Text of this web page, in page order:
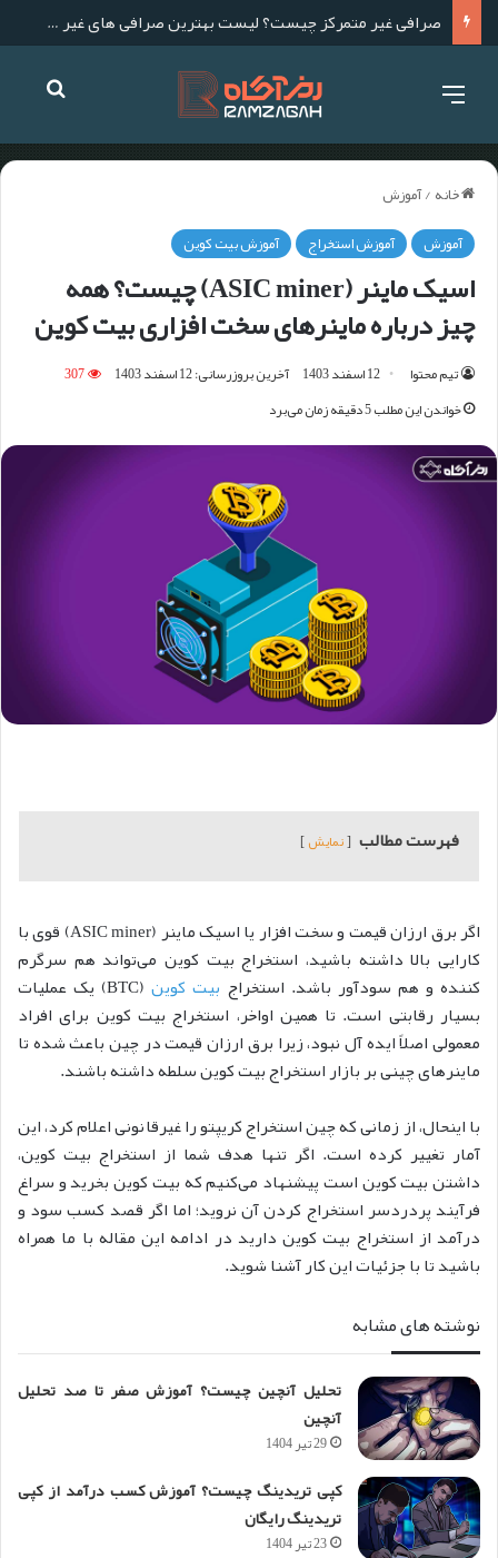
صرافی غیر متمرکز چیست؟ لیست بهترین صرافی های غیر متمرکز برای ایرانیان
خانه/آموزش
آموزش
آموزش استخراج آموزش بیت کوین
اسیک ماینر (ASIC miner) چیست؟ همه
چیز درباره ماینرهای سخت افزاری بیت کوین
تیم محتوا 12 اسفند 1403 آخرین بروزرسانی: 12 اسفند 1403
307
خواندن این مطلب 5 دقیقه زمان می‌برد
فهرست مطالب نمایش
اگر برق ارزان قیمت و سخت افزار یا اسیک ماینر (ASIC miner) قوی با
کارایی بالا داشته باشید، استخراج بیت کوین می‌تواند هم سرگرم
کننده و هم سودآور باشد. استخراج بیت کوین
(BTC) یک عملیات
بسیار رقابتی است. تا همین اواخر، استخراج بیت کوین برای افراد
معمولی اصلاً ایده آل نبود، زیرا برق ارزان قیمت در چین باعث شده تا
ماینرهای چینی بر بازار استخراج بیت کوین سلطه داشته باشند.
با اینحال، از زمانی که چین استخراج کریپتو را غیرقانونی اعلام کرد، این
آمار تغییر کرده است. اگر تنها هدف شما از استخراج بیت کوین،
داشتن بیت کوین است پیشنهاد می‌کنیم که بیت کوین بخرید و سراغ
فرآیند پردردسر استخراج کردن آن نروید؛ اما اگر قصد کسب سود و
درآمد از استخراج بیت کوین دارید در ادامه این مقاله با ما همراه
باشید تا با جزئیات این کار آشنا شوید.
نوشته های مشابه
تحلیل آنچین چیست؟ آموزش صفر تا صد تحلیل
آنچین
29 تیر 1404
کپی تریدینگ چیست؟ آموزش کسب درآمد از کپی
تریدینگ رایگان
23 تیر 1404